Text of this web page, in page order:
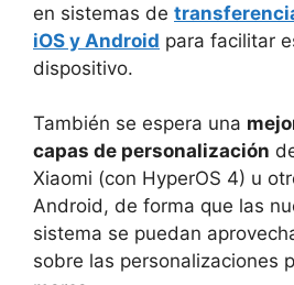
en sistemas de
iOS y Android para facilitar
dispositivo.
También se espera una
capas de personalización
Xiaomi (con HyperOS 4) u
Android, de forma que las
sistema se puedan
sobre las personalizaciones